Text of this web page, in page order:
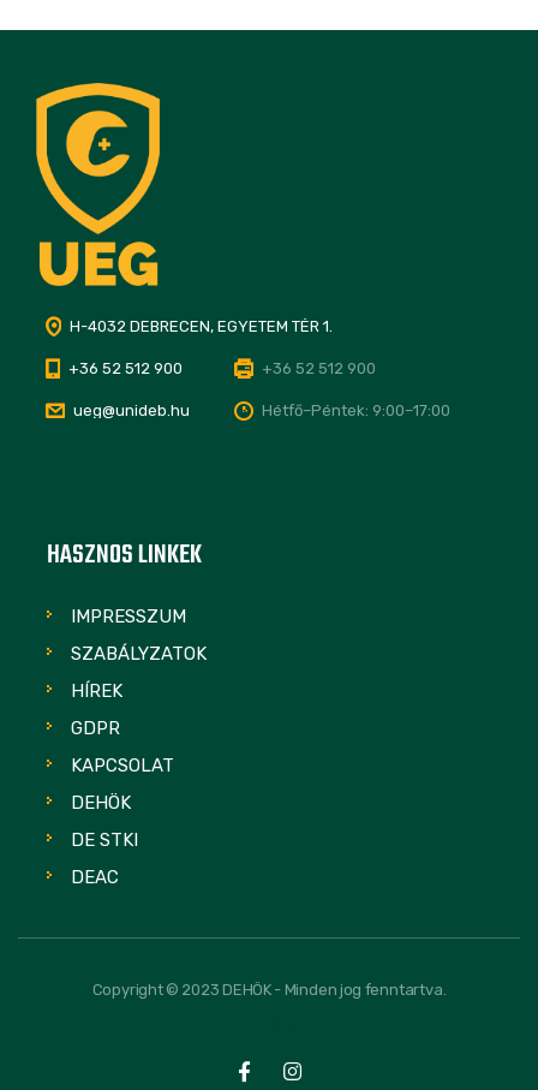
H-4032 DEBRECEN, EGYETEM TÉR 1.
+36 52 512 900 +36 52 512 900
ueg@unideb.hu Hétfő–Péntek: 9:00–17:00
HASZNOS LINKEK
IMPRESSZUM
SZABÁLYZATOK
HÍREK
GDPR
KAPCSOLAT
DEHÖK
DE STKI
DEAC
Copyright © 2023 DEHÖK - Minden jog fenntartva.